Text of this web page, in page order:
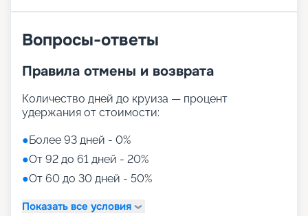
Вопросы-ответы
Правила отмены и возврата
Количество дней до круиза — процент
удержания от стоимости:
●Более 93 дней - 0%
●От 92 до 61 дней - 20%
●От 60 до 30 дней - 50%
Показать все условия